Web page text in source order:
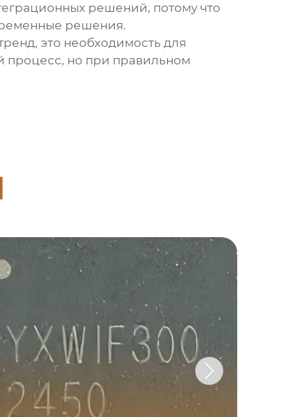
решений, потому что
решения.
это необходимость для
процесс, но при правильном